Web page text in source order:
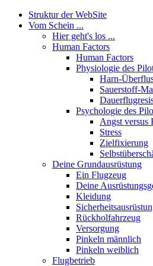
Struktur der WebSite
Vom Schein ...
Hier geht's los ...
Human Factors
Human Factors
Physiologie des
Harn-
Sauerstoff-
Psychologie des
Angst versus
Stress
Zielfixierung
Deine Grundausrüstung
Ein Flugzeug
Deine
Kleidung
Rückholfahrzeug
Versorgung
Pinkeln männlich
Pinkeln weiblich
Flugbetrieb